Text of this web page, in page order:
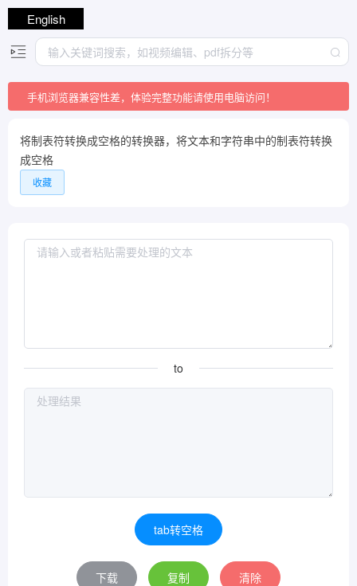
English
手机浏览器兼容性差，体验完整功能请使用电脑访问！
将制表符转换成空格的转换器，将文本和字符串中的制表符转换
成空格
收藏
to
tab转空格
下载 复制 清除